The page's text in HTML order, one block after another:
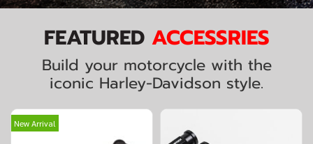
FEATURED ACCESSRIES
Build your motorcycle with the
iconic Harley-Davidson style.
New Arrival